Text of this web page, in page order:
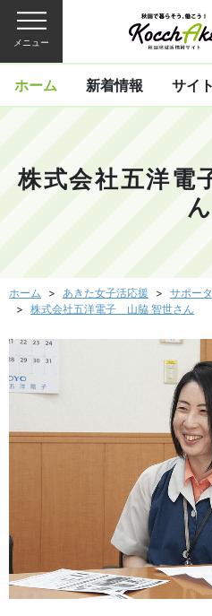
メニュー
ホーム 新着情報 サイ
株式会社五洋
ん
ホーム あきた女子活応援
サポー
株式会社五洋電子 山脇 智世さん